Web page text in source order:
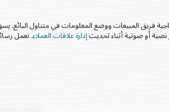
فريق المبيعات ووضع المعلومات في متناول البائع.
نصية أو صوتية أثناء تحديث إدارة علاقات العملاء. تعمل